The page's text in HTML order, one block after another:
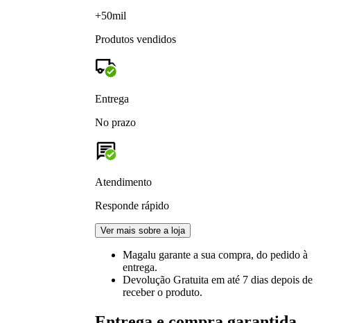
+50mil
Produtos vendidos
Entrega
No prazo
Atendimento
Responde rápido
Ver mais sobre a loja
Magalu garante a sua compra, do pedido à
entrega.
Devolução Gratuita em até 7 dias depois de
receber o produto.